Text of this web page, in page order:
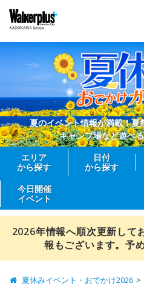
夏のイベント情報が満載！夏
キャンプ場など遊べ
エリア
から探す
日付
から探す
今日開催
イベント
2026年情報へ順次更新して
報もございます。予
夏休みイベント・おでかけ2026